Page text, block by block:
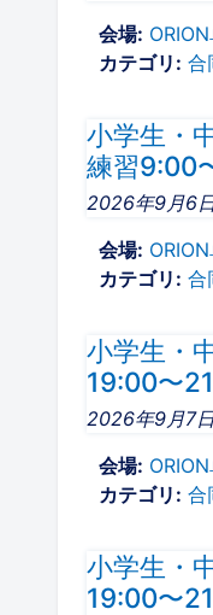
会場:
カテゴリ: 合
小学生・
練習9:00
2026年9月6
会場:
カテゴリ: 合
小学生・
19:00〜
2026年9月7
会場:
カテゴリ: 合
小学生・
19:00〜